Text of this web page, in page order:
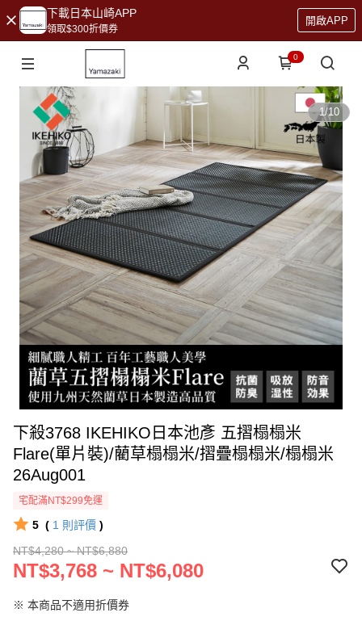
下載日本山崎APP
領取$300折價券
開啟APP
0
1/10
下殺3768 IKEHIKO日本池彥 五摺榻榻米
Flare(單片裝)/藺草榻榻米/摺疊榻榻米/榻榻米
26Aug001
宅配滿NT$299免運
5 ( 1 則評價 )
NT$4,280 ~ NT$6,880
NT$3,768 ~ NT$6,080
※ 本商品不適用折價券